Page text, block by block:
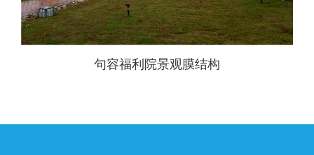
句容福利院景观膜结构